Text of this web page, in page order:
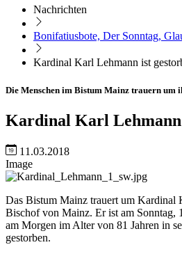
Nachrichten
Bonifatiusbote, Der Sonntag,
Kardinal Karl Lehmann ist
Die Menschen im Bistum Mainz trauern um
Kardinal Karl Lehmann
11.03.2018
Image
Das Bistum Mainz trauert um Kardinal
Bischof von Mainz. Er ist am Sonntag,
am Morgen im Alter von 81 Jahren in
gestorben.